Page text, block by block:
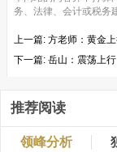
务、法律、会计或税务
上一篇: 方老师：黄金
下一篇: 岳山：震荡上行
推荐阅读
领峰分析